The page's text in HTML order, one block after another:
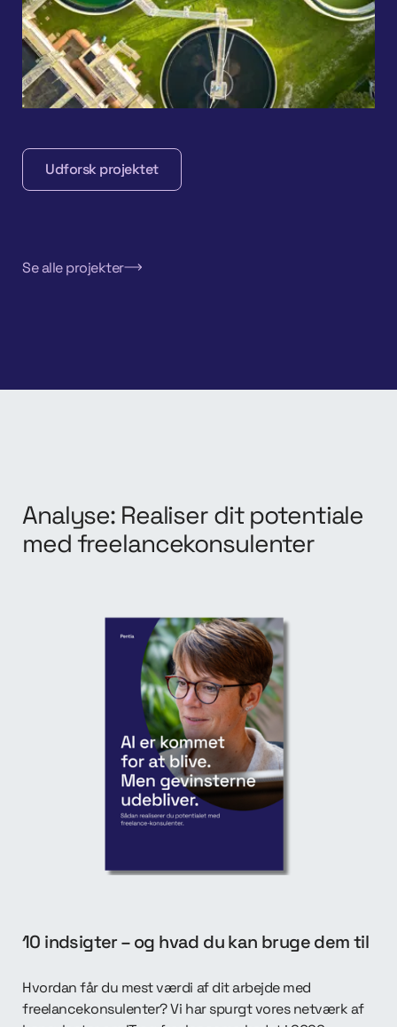
Se alle projekter
Udforsk projektet
Analyse: Realiser dit potentiale
med freelancekonsulenter
10 indsigter – og hvad du kan bruge dem til
Hvordan får du mest værdi af dit arbejde med
freelancekonsulenter? Vi har spurgt vores netværk af